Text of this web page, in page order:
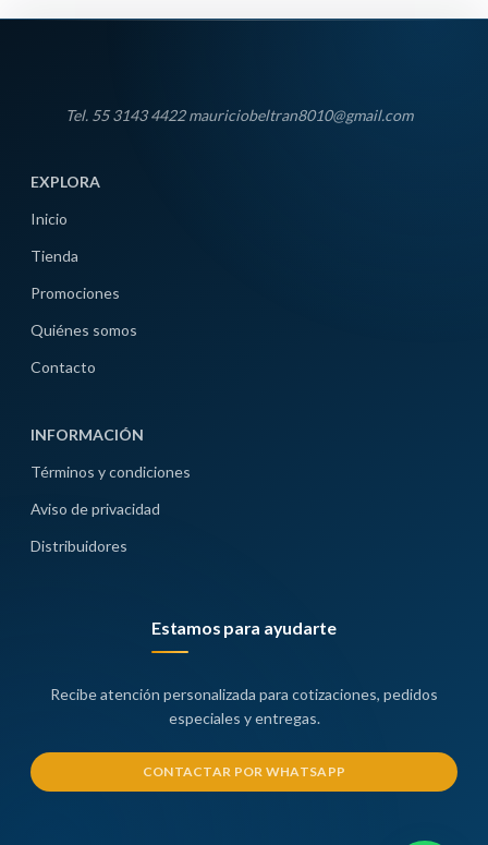
Tel. 55 3143 4422 mauriciobeltran8010@gmail.com
EXPLORA
Inicio
Tienda
Promociones
Quiénes somos
Contacto
INFORMACIÓN
Términos y condiciones
Aviso de privacidad
Distribuidores
Estamos para ayudarte
Recibe atención personalizada para cotizaciones, pedidos
especiales y entregas.
CONTACTAR POR WHATSAPP